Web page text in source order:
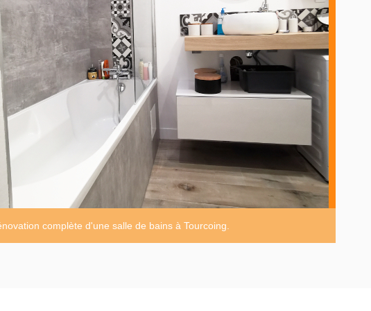
complète d'une salle de bains à Tourcoing.